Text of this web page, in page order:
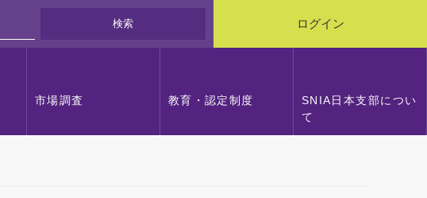
検索 ログイン
市場調査 教育・認定制度
SNIA日本支部につい
て